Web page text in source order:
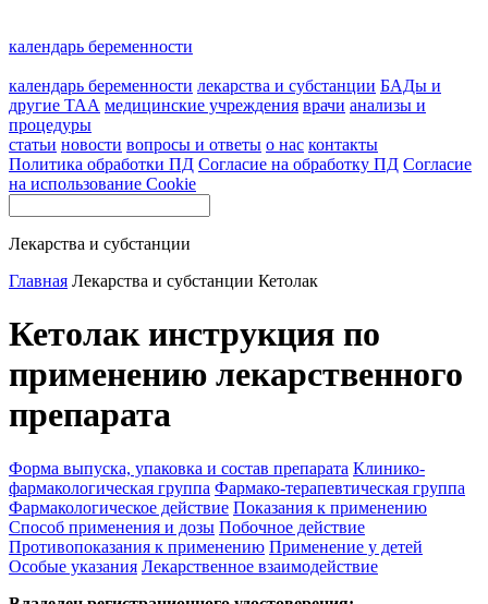
календарь беременности
календарь беременности лекарства и субстанции БАДы и
другие ТАА медицинские учреждения врачи анализы и
процедуры
статьи новости вопросы и ответы о нас контакты
Политика обработки ПД Согласие на обработку ПД Согласие
на использование Cookie
Лекарства и субстанции
Главная Лекарства и субстанции Кетолак
Кетолак инструкция по
применению лекарственного
препарата
Форма выпуска, упаковка и состав препарата Клинико-
фармакологическая группа Фармако-терапевтическая группа
Фармакологическое действие Показания к применению
Способ применения и дозы Побочное действие
Противопоказания к применению Применение у детей
Особые указания Лекарственное взаимодействие